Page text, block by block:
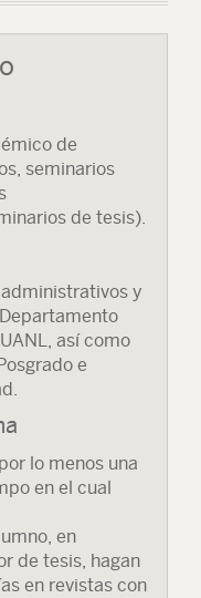
de
seminarios
de tesis).
y
así como
e
lo menos una
en el cual
en
de tesis, hagan
en revistas con